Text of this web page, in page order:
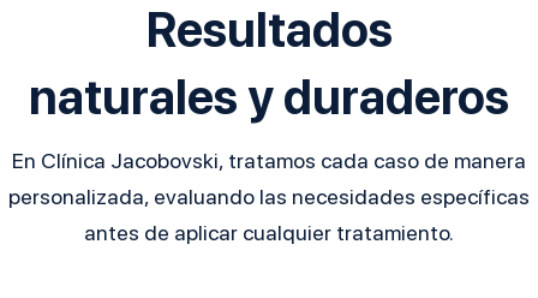
Resultados
naturales y duraderos
En Clínica Jacobovski, tratamos cada caso de manera
personalizada, evaluando las necesidades específicas
antes de aplicar cualquier tratamiento.